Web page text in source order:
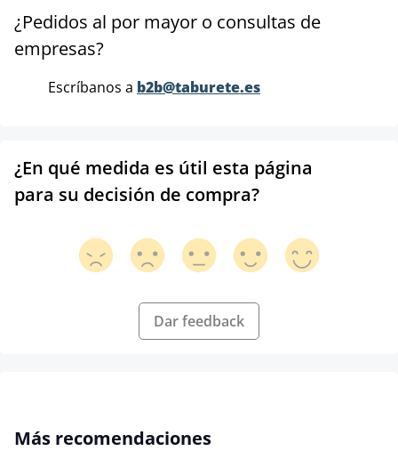
¿Pedidos al por mayor o consultas de
empresas?
Escríbanos a b2b@taburete.es
¿En qué medida es útil esta página
para su decisión de compra?
Dar feedback
Omitir la galería de productos
Más recomendaciones